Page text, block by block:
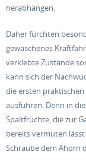
herabhängen.
Daher fürchten
gewaschenes
verklebte Zustände
kann sich der
die ersten
ausführen. Denn in
Spaltfrüchte, die zur
bereits vermuten
Schraube dem Ahorn